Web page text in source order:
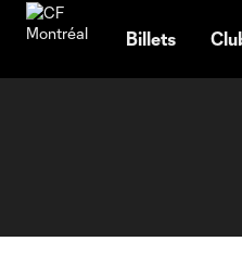
Billets